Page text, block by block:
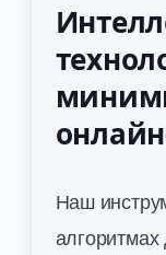
Наш
алгоритмах